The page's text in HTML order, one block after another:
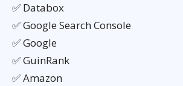
✅ Databox
✅ Google Search Console
✅ Google
✅ GuinRank
✅ Amazon